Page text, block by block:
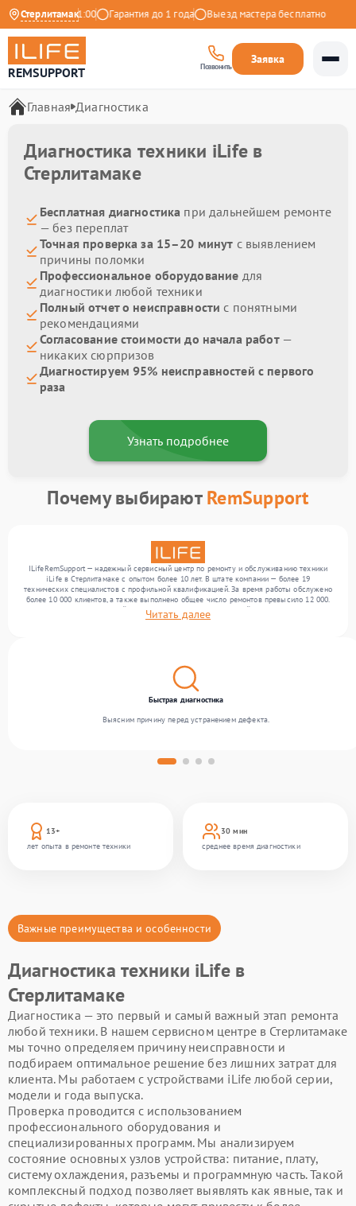
Стерлитамак
с 9:00 до 21:00 Гарантия до 1 года Выезд мастера бесплатно
REMSUPPORT Позвонить
Заявка
Главная Диагностика
Диагностика техники iLife в
Стерлитамаке
Бесплатная диагностика при дальнейшем ремонте
— без переплат
Точная проверка за 15–20 минут с выявлением
причины поломки
Профессиональное оборудование для
диагностики любой техники
Полный отчет о неисправности с понятными
рекомендациями
Согласование стоимости до начала работ—
никаких сюрпризов
Диагностируем 95% неисправностей с первого
раза
Узнать подробнее
Почему выбираютRemSupport
ILifeRemSupport — надежный сервисный центр по ремонту и обслуживанию техники
iLife в Стерлитамаке с опытом более 10 лет. В штате компании — более 19
технических специалистов с профильной квалификацией. За время работы обслужено
более 10 000 клиентов, а также выполнено общее число ремонтов превысило 12 000.
Ежемесячно в сервисный центр поступает более 300 устройств, включая , , . Мы
устраняем поломки любой сложности и обеспечиваем надежный результат благодаря
Читать далее
13+
лет опыта в ремонте техники
30 мин
среднее время диагностики
Быстрая диагностика
Выясним причину перед устранением дефекта.
Важные преимущества и особенности
Диагностика техники iLife в
Стерлитамаке
Диагностика — это первый и самый важный этап ремонта
любой техники. В нашем сервисном центре в Стерлитамаке
мы точно определяем причину неисправности и
подбираем оптимальное решение без лишних затрат для
клиента. Мы работаем с устройствами iLife любой серии,
модели и года выпуска.
Проверка проводится с использованием
профессионального оборудования и
специализированных программ. Мы анализируем
состояние основных узлов устройства: питание, плату,
систему охлаждения, разъемы и программную часть. Такой
комплексный подход позволяет выявлять как явные, так и